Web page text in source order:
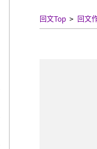
回文Top 回文